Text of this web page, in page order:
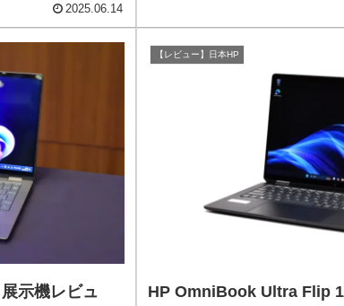
2025.06.14
示機レビュ
【レビュー】日本HP
HP OmniBook Ultra Flip